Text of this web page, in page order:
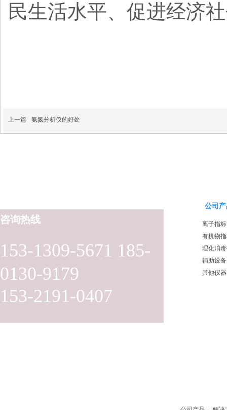
民生活水平、促进经济
上一篇 氨氮分析仪的好处
153-1309-5671 185-
0130-9179
153-2191-0407
咨询热线
公司
离子指标
有机物
理化消
辅助设备
其他仪器